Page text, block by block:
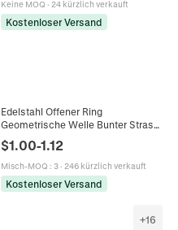
Keine MOQ · 24 kürzlich verkauft
Kostenloser Versand
Edelstahl Offener Ring
Geometrische Welle Bunter Strass
Eingelegt Verstellbarer
Fingerschmuck Damen
Nischendesign
$1.00-1.12
Misch-MOQ : 3· 246 kürzlich verkauft
Kostenloser Versand
+16